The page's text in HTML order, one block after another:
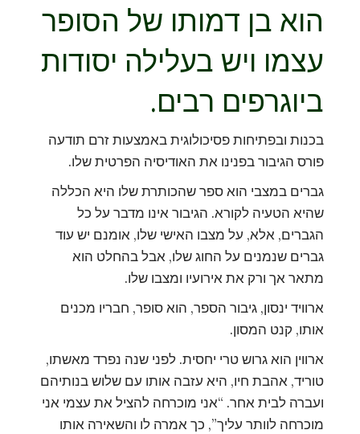
הוא בן דמותו של הסופר
עצמו ויש בעלילה יסודות
ביוגרפים רבים.
בכנות ובפתיחות פסיכולוגית באמצעות זרם תודעה
פורס הגיבור בפנינו את האודיסיה הפרטית שלו.
גברים במצבי הוא ספר שהכותרת שלו היא הכללה
שהיא הטעיה לקורא. הגיבור אינו מדבר על כל
הגברים, אלא, על מצבו האישי שלו, אומנם יש עוד
גברים שנמנים על החוג שלו, אבל בהחלט הוא
מתאר אך ורק את אירועיו ומצבו שלו.
ארוויד ינסון, גיבור הספר, הוא סופר, חבריו מכנים
אותו, קנט המסון.
ארווין הוא גרוש טרי יחסית. לפני שנה נפרד מאשתו,
טוריד, אהבת חיו, היא עזבה אותו עם שלוש בנותיהם
ועברה לבית אחר. “אני מוכרחה להציל את עצמי אני
מוכרחה לוותר עליך”, כך אמרה לו והשאירה אותו